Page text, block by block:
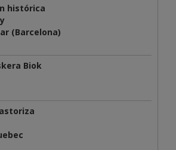
histórica
(Barcelona)
Biok